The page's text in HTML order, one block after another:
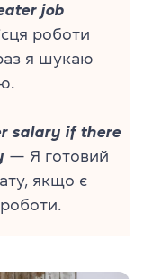
job
роботи
я шукаю
salary if there
— Я готовий
якщо є